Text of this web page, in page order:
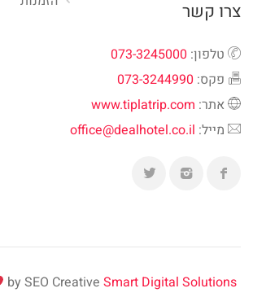
צרו קשר
טלפון: 073-3245000
פקס: 073-3244990
אתר: www.tiplatrip.com
מייל: office@dealhotel.co.il
by SEO CreativeSmart Digital Solutions | ©